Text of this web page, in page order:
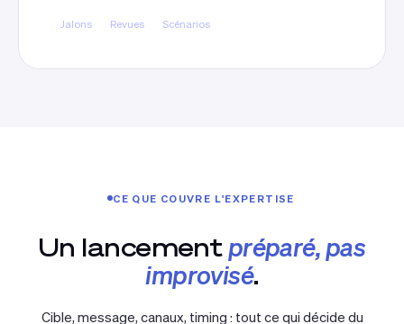
Jalons Revues Scénarios
CE QUE COUVRE L'EXPERTISE
Un lancement préparé, pas
improvisé.
Cible, message, canaux, timing : tout ce qui décide du